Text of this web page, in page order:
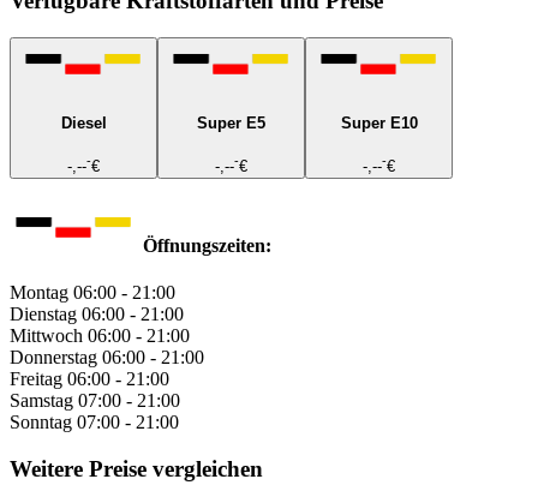
Diesel
-,---€
Super E5
-,---€
Super E10
-,---€
Öffnungszeiten:
Montag 06:00 - 21:00
Dienstag 06:00 - 21:00
Mittwoch 06:00 - 21:00
Donnerstag 06:00 - 21:00
Freitag 06:00 - 21:00
Samstag 07:00 - 21:00
Sonntag 07:00 - 21:00
Weitere Preise vergleichen